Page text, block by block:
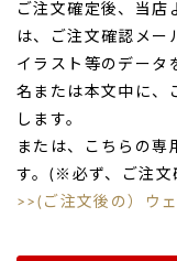
ご注文確定後、当店
は、ご注文確認メー
イラスト等のデータ
名または本文中に、
します。
または、こちらの専
す。(※必ず、ご注文
>>(ご注文後の）ウ